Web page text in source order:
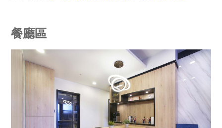
餐廳區